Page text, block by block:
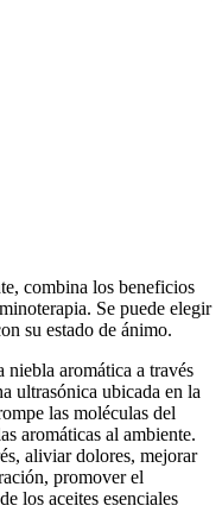
combina los beneficios
Se puede elegir
su estado de ánimo.
aromática a través
ultrasónica ubicada en la
las moléculas del
aromáticas al ambiente.
aliviar dolores, mejorar
promover el
los aceites esenciales